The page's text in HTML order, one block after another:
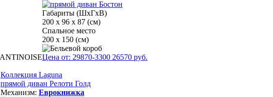
Габариты (ШхГхВ)
200 х 96 х 87 (см)
Спальное место
200 х 150 (см)
Цена от: 29870-3300 26570 руб.
Коллекция Laguna
прямой диван Релоти Голд
Механизм: Еврокнижка